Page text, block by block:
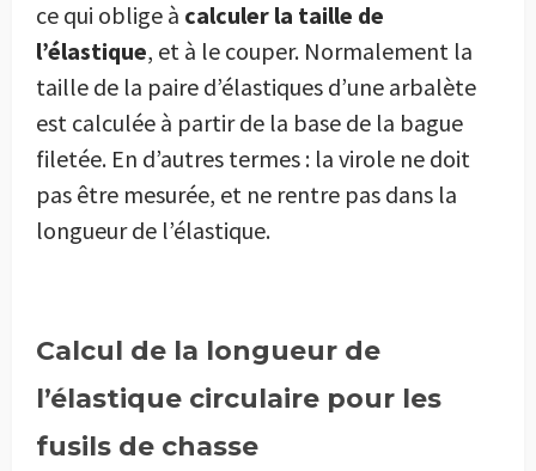
ce qui oblige à calculer la taille de
l’élastique, et à le couper. Normalement la
taille de la paire d’élastiques d’une arbalète
est calculée à partir de la base de la bague
filetée. En d’autres termes : la virole ne doit
pas être mesurée, et ne rentre pas dans la
longueur de l’élastique.
Calcul de la longueur de
l’élastique circulaire pour les
fusils de chasse